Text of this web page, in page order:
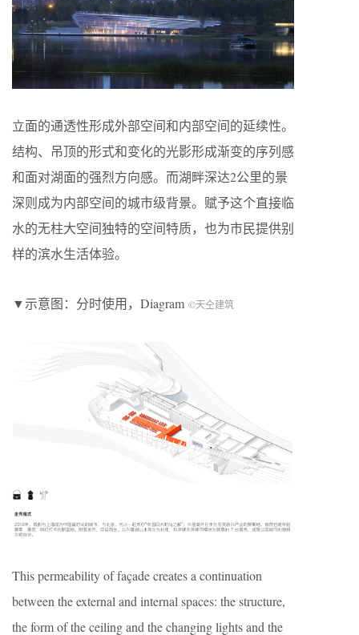
立面的通透性形成外部空间和内部空间的延续性。
结构、吊顶的形式和变化的光影形成渐变的序列感
和面对湖面的强烈方向感。而湖畔深达2公里的景
深则成为内部空间的城市级背景。赋予这个直接临
水的无柱大空间独特的空间特质，也为市民提供别
样的滨水生活体验。
▼示意图：分时使用，Diagram ©天仝建筑
This permeability of façade creates a continuation
between the external and internal spaces: the structure,
the form of the ceiling and the changing lights and the